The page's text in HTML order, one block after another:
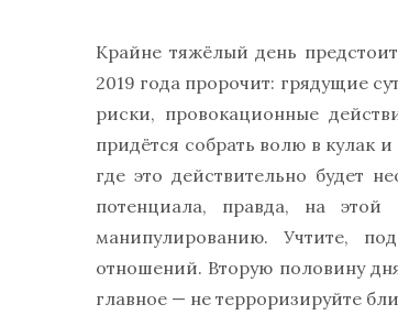
Крайне тяжёлый день
2019 года пророчит: грядущие
риски, провокационные
придётся собрать волю в кулак
где это действительно будет
потенциала, правда, на
манипулированию. Учтите,
отношений. Вторую половину
главное — не терроризируйте